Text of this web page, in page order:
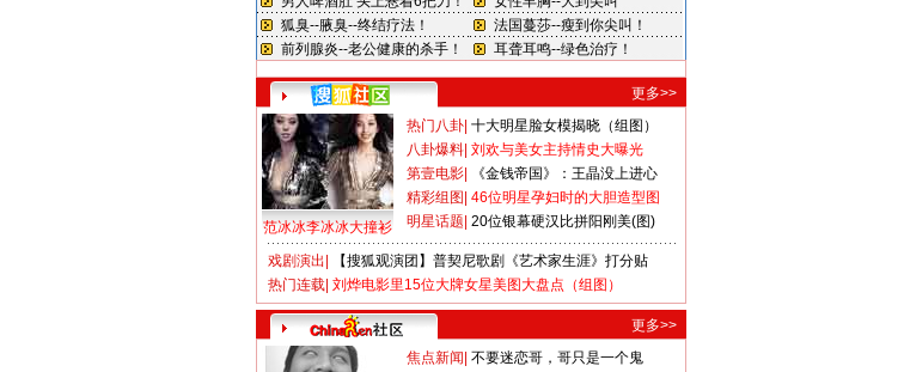
更多>>
范冰冰李冰冰大撞衫
热门八卦 十大明星脸女模揭晓（组图）
八卦爆料 刘欢与美女主持情史大曝光
第壹电影
《金钱帝国》：王晶没上进心
精彩组图 46位明星孕妇时的大胆造型图
明星话题 20位银幕硬汉比拼阳刚美(图)
戏剧演出
【搜狐观演团】普契尼歌剧《艺术家生涯》打分贴
热门连载 刘烨电影里15位大牌女星美图大盘点（组图）
更多>>
焦点新闻 不要迷恋哥，哥只是一个鬼